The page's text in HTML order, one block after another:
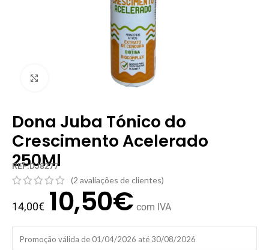
Clique para ampliar
Dona Juba Tónico do
Crescimento Acelerado
250Ml
REF:DJ8277
(2 avaliações de clientes)
14,00€ 10,50€ com IVA
Promoção válida de 01/04/2026 até 30/08/2026